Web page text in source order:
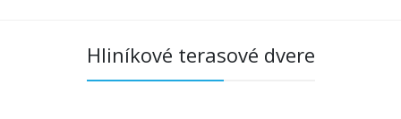
Hliníkové terasové dvere